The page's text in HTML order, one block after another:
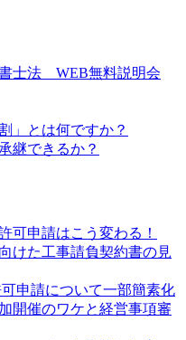
士法 WEB無料説明会
」とは何ですか？
継できるか？
可申請はこう変わる！
けた工事請負契約書の見
申請について一部簡素化
開催のワケと経営事項審